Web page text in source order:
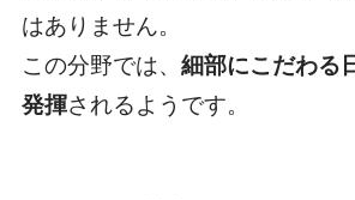
はありません。
この分野では、 細部にこだわる
発揮されるようです。